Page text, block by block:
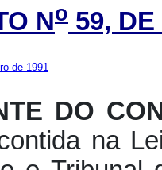
No 59,
de 1991
DO
na